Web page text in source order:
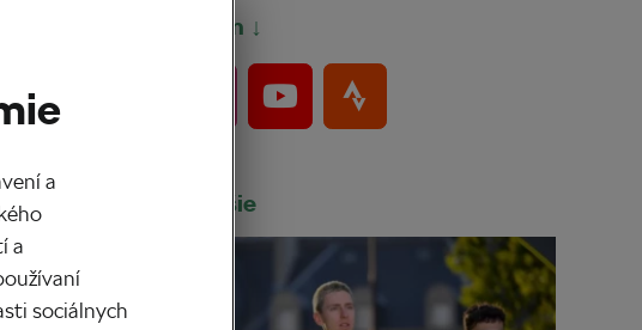
na
Bajkeri sem ↓
Najčítanejšie
a
a
sociálnych